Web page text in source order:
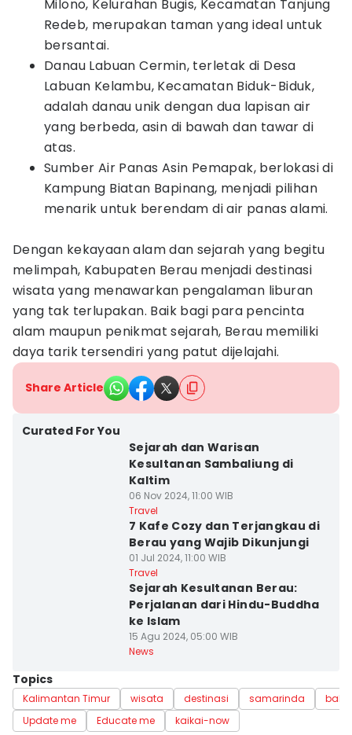
Milono, Kelurahan Bugis, Kecamatan Tanjung
Redeb, merupakan taman yang ideal untuk
bersantai.
Danau Labuan Cermin, terletak di Desa
Labuan Kelambu, Kecamatan Biduk-Biduk,
adalah danau unik dengan dua lapisan air
yang berbeda, asin di bawah dan tawar di
atas.
Sumber Air Panas Asin Pemapak, berlokasi di
Kampung Biatan Bapinang, menjadi pilihan
menarik untuk berendam di air panas alami.
Dengan kekayaan alam dan sejarah yang begitu
melimpah, Kabupaten Berau menjadi destinasi
wisata yang menawarkan pengalaman liburan
yang tak terlupakan. Baik bagi para pencinta
alam maupun penikmat sejarah, Berau memiliki
daya tarik tersendiri yang patut dijelajahi.
Share Article
Curated For You
Sejarah dan Warisan
Kesultanan Sambaliung di
Kaltim
06 Nov 2024, 11:00 WIB
Travel
7 Kafe Cozy dan Terjangkau di
Berau yang Wajib Dikunjungi
01 Jul 2024, 11:00 WIB
Travel
Sejarah Kesultanan Berau:
Perjalanan dari Hindu-Buddha
ke Islam
15 Agu 2024, 05:00 WIB
News
Topics
Kalimantan Timur wisata destinasi samarinda
Update me
Educate me kaikai-now